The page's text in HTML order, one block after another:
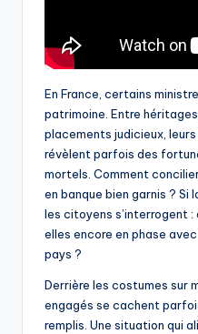
En France, certains
patrimoine. Entre
placements judicieux,
révèlent parfois des
mortels. Comment
en banque bien garnis ? Si
les citoyens s’interrogent
elles encore en phase
pays ?
Derrière les costumes sur
engagés se cachent
remplis. Une situation qui